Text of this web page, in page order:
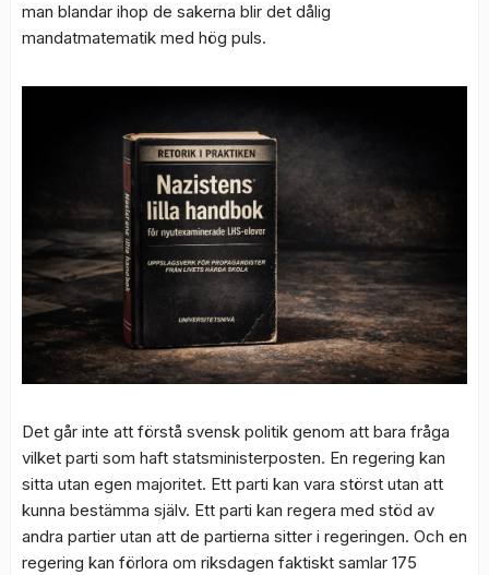
man blandar ihop de sakerna blir det dålig
mandatmatematik med hög puls.
Det går inte att förstå svensk politik genom att bara fråga
vilket parti som haft statsministerposten. En regering kan
sitta utan egen majoritet. Ett parti kan vara störst utan att
kunna bestämma själv. Ett parti kan regera med stöd av
andra partier utan att de partierna sitter i regeringen. Och en
regering kan förlora om riksdagen faktiskt samlar 175